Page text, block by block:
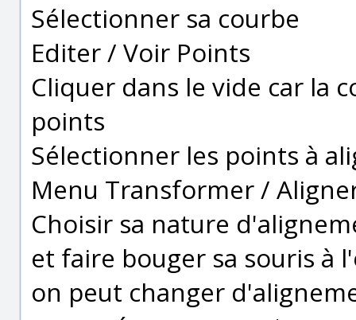
Sélectionner sa courbe
Editer / Voir Points
Cliquer dans le vide car la
points
Sélectionner les points à
Menu Transformer /
Choisir sa nature
et faire bouger sa souris à
on peut changer